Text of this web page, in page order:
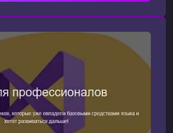
в браузере!Чему вы
с UnityПошагово
Unity, управление
сцену и основные